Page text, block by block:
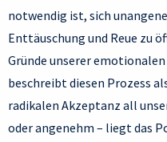
notwendig ist, sich
Enttäuschung und Reue zu
Gründe unserer
beschreibt diesen Prozess
radikalen Akzeptanz all
oder angenehm – liegt das